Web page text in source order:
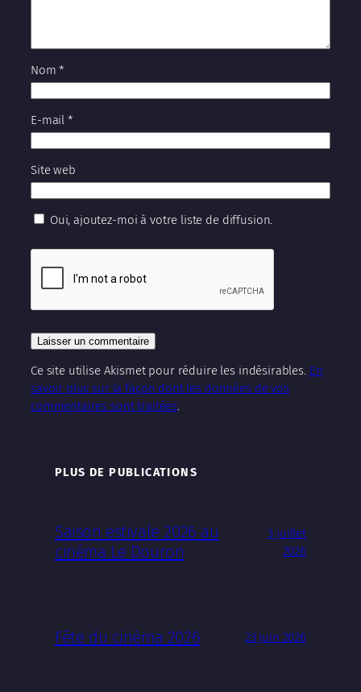
Nom*
E-mail *
Site web
Oui, ajoutez-moi à votre liste de diffusion.
Ce site utilise Akismet pour réduire les indésirables. En
savoir plus sur la façon dont les données de vos
commentaires sont traitées.
PLUS DE PUBLICATIONS
Saison estivale 2026 au
cinéma Le Douron
3 juillet
2026
Fête du cinéma 2026 23 juin 2026